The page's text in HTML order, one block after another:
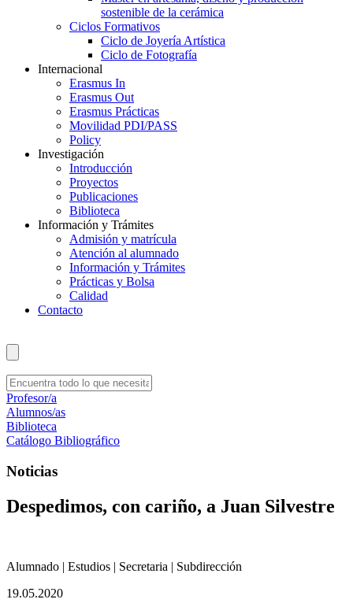
sostenible de la cerámica
Ciclos Formativos
Ciclo de Joyería Artística
Ciclo de Fotografía
Internacional
Erasmus In
Erasmus Out
Erasmus Prácticas
Movilidad PDI/PASS
Policy
Investigación
Introducción
Proyectos
Publicaciones
Biblioteca
Información y Trámites
Admisión y matrícula
Atención al alumnado
Información y Trámites
Prácticas y Bolsa
Calidad
Contacto
Profesor/a
Alumnos/as
Biblioteca
Catálogo Bibliográfico
Noticias
Despedimos, con cariño, a Juan Silvestre
Alumnado | Estudios | Secretaria | Subdirección
19.05.2020